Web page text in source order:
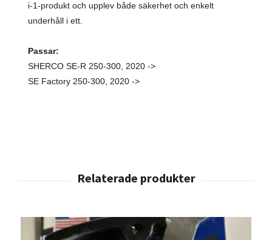
i-1-produkt och upplev både säkerhet och enkelt
underhåll i ett.
Passar:
SHERCO SE-R 250-300, 2020 ->
SE Factory 250-300, 2020 ->